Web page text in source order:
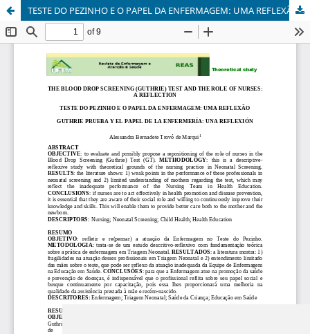
TESTE DO PEZINHO E O PAPEL DA ENFERMAGEM: UMA REFLEXÃO